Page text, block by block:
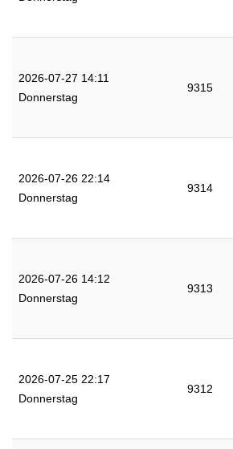
2026-07-27 14:11
Donnerstag
9315
2026-07-26 22:14
Donnerstag
9314
2026-07-26 14:12
Donnerstag
9313
2026-07-25 22:17
Donnerstag
9312